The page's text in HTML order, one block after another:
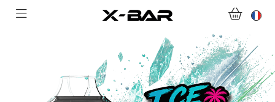
NOUS CONTACTER